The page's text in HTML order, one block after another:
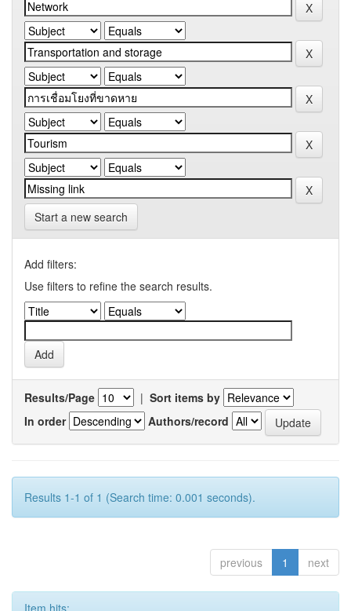
Start a new search
Add filters:
Use filters to refine the search results.
Results/Page | Sort items by
In order
Authors/record
Results 1-1 of 1 (Search time: 0.001 seconds).
previous 1 next
Item hits: